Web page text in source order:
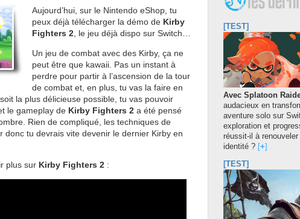
Aujourd’hui, sur le Nintendo eShop, tu
peux déjà télécharger la démo de Kirby
Fighters 2, le jeu déjà dispo sur Switch…
Un jeu de combat avec des Kirby, ça ne
peut être que kawaii. Pas un instant à
perdre pour partir à l’ascension de la tour
de combat et, en plus, tu vas la faire en
la plus délicieuse possible, tu vas pouvoir
le gameplay de Kirby Fighters 2 a été pensé
Rien de compliqué, les techniques de
donc tu devrais vite devenir le dernier Kirby en
plus sur Kirby Fighters 2 :
[TEST]
Avec Splatoon
audacieux en
aventure solo sur
exploration et
réussit-il à
identité ? [+]
[TEST]